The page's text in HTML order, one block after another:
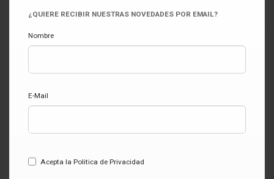
¿QUIERE RECIBIR NUESTRAS NOVEDADES POR EMAIL?
Nombre
E-Mail
Acepta la Politica de Privacidad